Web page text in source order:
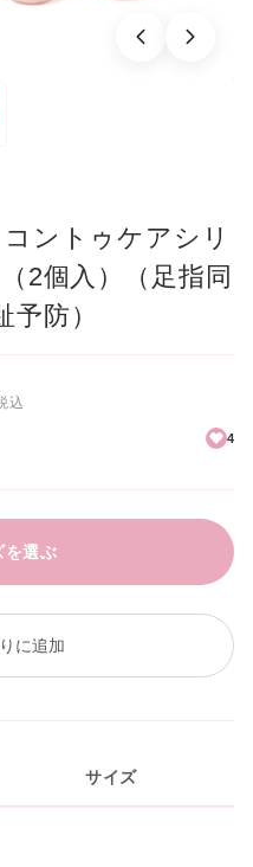
ントゥケアシリ
2個入）（足指同
防）
込
4
を選ぶ
に追加
サイズ